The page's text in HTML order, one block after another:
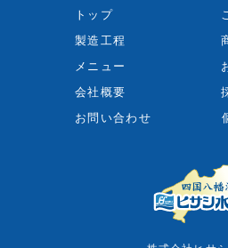
トップ
製造工程
メニュー
会社概要
お問い合わせ